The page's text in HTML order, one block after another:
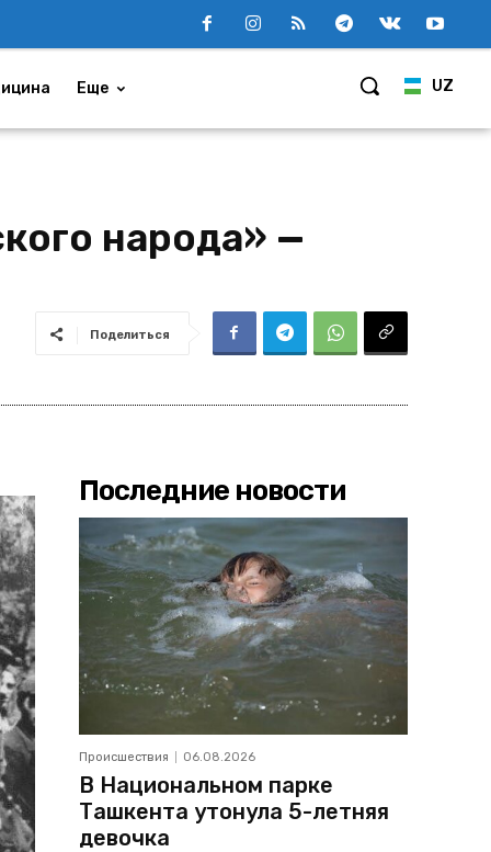
UZ
Еще
народа» —
Поделиться
Последние новости
Происшествия 06.08.2026
В Национальном парке
Ташкента утонула 5-летняя
девочка